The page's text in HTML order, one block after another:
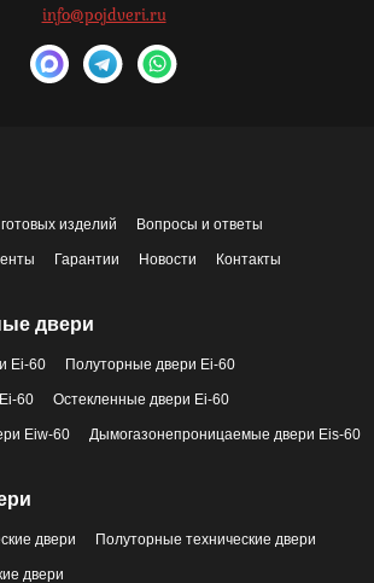
info@pojdveri.ru
изделий Вопросы и ответы
Гарантии Новости Контакты
двери
Ei-60 Полуторные двери Ei-60
60 Остекленные двери Ei-60
Eiw-60 Дымогазонепроницаемые двери Eis-60
двери Полуторные технические двери
двери